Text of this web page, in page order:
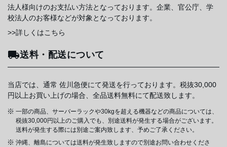
法人様向けのお支払い方法となっております。企業、官公庁、学
校法人のお客様などが対象となっております。
>>詳しくはこちら
送料・配送について
当店では、通常 佐川急便にて発送を行っております。税抜30,000
円以上お買い上げの場合、全品送料無料にて配送致します。
一部の商品、サーバーラックや30kgを超える機器などの商品については、
税抜30,000円以上のご購入でも、別途送料が発生する場合がございます。
送料が発生する際には別途ご案内致します、予めご了承ください。
沖縄、離島については送料が発生致しますので別途お問い合わせくださ